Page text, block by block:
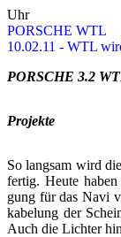
Uhr
POR­SCHE WTL
10.02.11 - WTL
POR­SCHE 3.2
Pro­jek­te
So lang­sam wird
fer­tig. Heute
gung für das Navi
ka­be­lung der
Auch die Lich­ter